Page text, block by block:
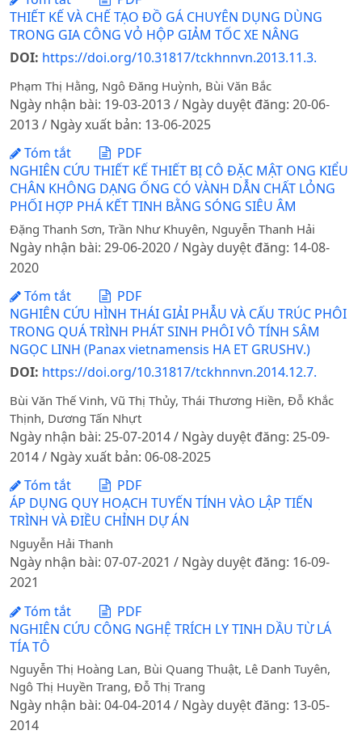
THIẾT KẾ VÀ CHẾ TẠO ĐỒ GÁ CHUYÊN DỤNG DÙNG
TRONG GIA CÔNG VỎ HỘP GIẢM TỐC XE NÂNG
DOI: https://doi.org/10.31817/tckhnnvn.2013.11.3.
Phạm Thị Hằng, Ngô Đăng Huỳnh, Bùi Văn Bắc
Ngày nhận bài: 19-03-2013 / Ngày duyệt đăng: 20-06-
2013 / Ngày xuất bản: 13-06-2025
Tóm tắt
PDF
NGHIÊN CỨU THIẾT KẾ THIẾT BỊ CÔ ĐẶC MẬT ONG KIỂU
CHÂN KHÔNG DẠNG ỐNG CÓ VÀNH DẪN CHẤT LỎNG
PHỐI HỢP PHÁ KẾT TINH BẰNG SÓNG SIÊU ÂM
Đặng Thanh Sơn, Trần Như Khuyên, Nguyễn Thanh Hải
Ngày nhận bài: 29-06-2020 / Ngày duyệt đăng: 14-08-
2020
Tóm tắt
PDF
NGHIÊN CỨU HÌNH THÁI GIẢI PHẪU VÀ CẤU TRÚC PHÔI
TRONG QUÁ TRÌNH PHÁT SINH PHÔI VÔ TÍNH SÂM
NGỌC LINH (Panax vietnamensis HA ET GRUSHV.)
DOI: https://doi.org/10.31817/tckhnnvn.2014.12.7.
Bùi Văn Thế Vinh, Vũ Thị Thủy, Thái Thương Hiền, Đỗ Khắc
Thịnh, Dương Tấn Nhựt
Ngày nhận bài: 25-07-2014 / Ngày duyệt đăng: 25-09-
2014 / Ngày xuất bản: 06-08-2025
Tóm tắt
PDF
ÁP DỤNG QUY HOẠCH TUYẾN TÍNH VÀO LẬP TIẾN
TRÌNH VÀ ĐIỀU CHỈNH DỰ ÁN
Nguyễn Hải Thanh
Ngày nhận bài: 07-07-2021 / Ngày duyệt đăng: 16-09-
2021
Tóm tắt
PDF
NGHIÊN CỨU CÔNG NGHỆ TRÍCH LY TINH DẦU TỪ LÁ
TÍA TÔ
Nguyễn Thị Hoàng Lan, Bùi Quang Thuật, Lê Danh Tuyên,
Ngô Thị Huyền Trang, Đỗ Thị Trang
Ngày nhận bài: 04-04-2014 / Ngày duyệt đăng: 13-05-
2014